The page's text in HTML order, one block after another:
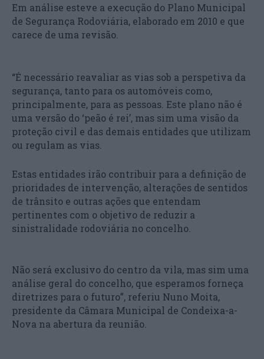
Em análise esteve a execução do Plano Municipal
de Segurança Rodoviária, elaborado em 2010 e que
carece de uma revisão.
“É necessário reavaliar as vias sob a perspetiva da
segurança, tanto para os automóveis como,
principalmente, para as pessoas. Este plano não é
uma versão do ‘peão é rei’, mas sim uma visão da
proteção civil e das demais entidades que utilizam
ou regulam as vias.
Estas entidades irão contribuir para a definição de
prioridades de intervenção, alterações de sentidos
de trânsito e outras ações que entendam
pertinentes com o objetivo de reduzir a
sinistralidade rodoviária no concelho.
Não será exclusivo do centro da vila, mas sim uma
análise geral do concelho, que esperamos forneça
diretrizes para o futuro”, referiu Nuno Moita,
presidente da Câmara Municipal de Condeixa-a-
Nova na abertura da reunião.